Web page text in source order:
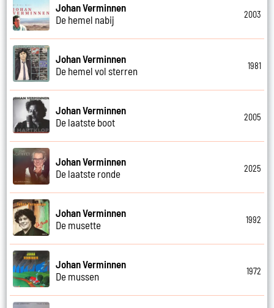
Johan Verminnen
De hemel nabij
2003
Johan Verminnen
De hemel vol sterren
1981
Johan Verminnen
De laatste boot
2005
Johan Verminnen
De laatste ronde
2025
Johan Verminnen
De musette
1992
Johan Verminnen
De mussen
1972